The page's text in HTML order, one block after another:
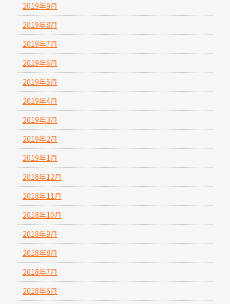
2019年9月
2019年8月
2019年7月
2019年6月
2019年5月
2019年4月
2019年3月
2019年2月
2019年1月
2018年12月
2018年11月
2018年10月
2018年9月
2018年8月
2018年7月
2018年6月